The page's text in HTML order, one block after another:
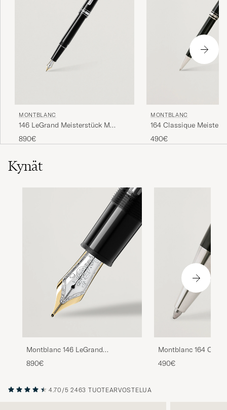
MONTBLANC
146 LeGrand Meisterstück M
Fountain Pen Platinum Line
890€
MONTBLANC
164 Classique
Ballpoint Pen
490€
Kynät
Montblanc 146 LeGrand
Meisterstück M Fountain Pen
Platinum Line
890€
Montblanc 164
Meisterstück
Platinum Line
490€
4.70/5 2463 TUOTEARVOSTELUA